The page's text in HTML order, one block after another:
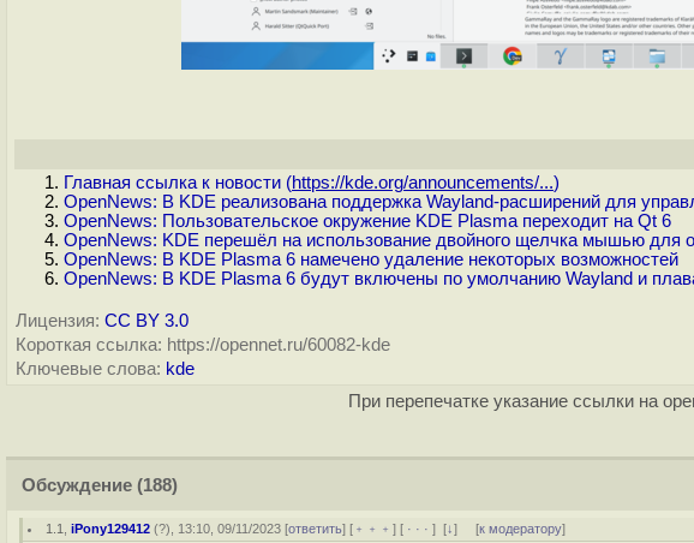
Главная ссылка к новости (https://kde.org/announcements/...)
OpenNews: В KDE реализована поддержка Wayland-расширений для
OpenNews: Пользовательское окружение KDE Plasma переходит на Qt 6
OpenNews: KDE перешёл на использование двойного щелчка мышью для
OpenNews: В KDE Plasma 6 намечено удаление некоторых возможностей
OpenNews: В KDE Plasma 6 будут включены по умолчанию Wayland и
Лицензия: CC BY 3.0
Короткая ссылка: https://opennet.ru/60082-kde
Ключевые слова: kde
При перепечатке указание ссылки на
Обсуждение (188)
1.1 ,iPony129412 (?), 13:10, 09/11/2023 [ответить] [ ﹢﹢﹢] [ · · ·][↓] [к модератору]